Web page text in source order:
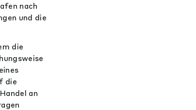
nach
und die
die
die
an